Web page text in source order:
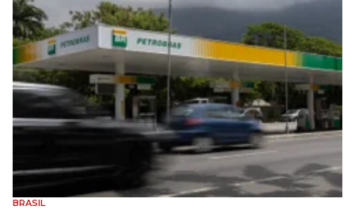
BRASIL